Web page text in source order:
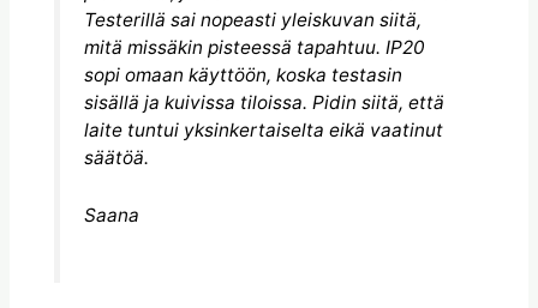
Testerillä sai nopeasti yleiskuvan siitä,
mitä missäkin pisteessä tapahtuu. IP20
sopi omaan käyttöön, koska testasin
sisällä ja kuivissa tiloissa. Pidin siitä, että
laite tuntui yksinkertaiselta eikä vaatinut
säätöä.
Saana